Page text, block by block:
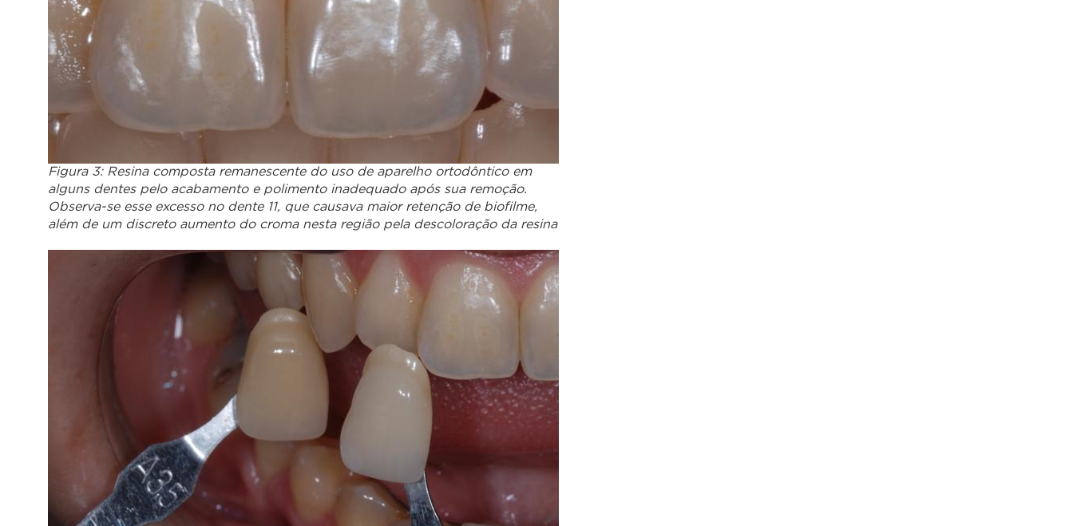
Figura 3: Resina composta remanescente do uso de aparelho ortodôntico em
alguns dentes pelo acabamento e polimento inadequado após sua remoção.
Observa-se esse excesso no dente 11, que causava maior retenção de biofilme,
além de um discreto aumento do croma nesta região pela descoloração da resina